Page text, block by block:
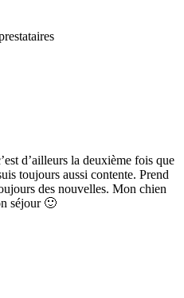
d’ailleurs la deuxième fois que
toujours aussi contente. Prend
des nouvelles. Mon chien
séjour 🙂